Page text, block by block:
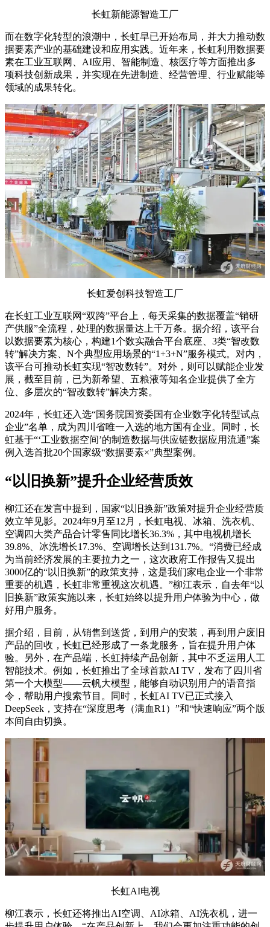
长虹新能源智造工厂
而在数字化转型的浪潮中，长虹早已开始布局，并大力推动数
据要素产业的基础建设和应用实践。近年来，长虹利用数据要
素在工业互联网、AI应用、智能制造、核医疗等方面推出多
项科技创新成果，并实现在先进制造、经营管理、行业赋能等
领域的成果转化。
长虹爱创科技智造工厂
在长虹工业互联网“双跨”平台上，每天采集的数据覆盖“销研
产供服”全流程，处理的数据量达上千万条。据介绍，该平台
以数据要素为核心，构建1个数实融合平台底座、3类“智改数
转”解决方案、N个典型应用场景的“1+3+N”服务模式。对内，
该平台可推动长虹实现“智改数转”。对外，则可以赋能企业发
展，截至目前，已为新希望、五粮液等知名企业提供了全方
位、多层次的“智改数转”解决方案。
2024年，长虹还入选“国务院国资委国有企业数字化转型试点
企业”名单，成为四川省唯一入选的地方国有企业。同时，长
虹基于“‘工业数据空间’的制造数据与供应链数据应用流通”案
例入选首批20个国家级“数据要素×”典型案例。
“以旧换新”提升企业经营质效
柳江还在发言中提到，国家“以旧换新”政策对提升企业经营质
效立竿见影。2024年9月至12月，长虹电视、冰箱、洗衣机、
空调四大类产品合计零售同比增长36.3%，其中电视机增长
39.8%、冰洗增长17.3%、空调增长达到131.7%。“消费已经成
为当前经济发展的主要拉力之一，这次政府工作报告又提出
3000亿的“以旧换新”的政策支持，这是我们家电企业一个非常
重要的机遇，长虹非常重视这次机遇。”柳江表示，自去年“以
旧换新”政策实施以来，长虹始终以提升用户体验为中心，做
好用户服务。
据介绍，目前，从销售到送货，到用户的安装，再到用户废旧
产品的回收，长虹已经形成了一条龙服务，旨在提升用户体
验。另外，在产品端，长虹持续产品创新，其中不乏运用人工
智能技术。例如，长虹推出了全球首款AI TV，发布了四川省
第一个大模型——云帆大模型，能够自动识别用户的语音指
令，帮助用户搜索节目。同时，长虹AI TV已正式接入
DeepSeek，支持在“深度思考（满血R1）”和“快速响应”两个版
本间自由切换。
长虹AI电视
柳江表示，长虹还将推出AI空调、AI冰箱、AI洗衣机，进一